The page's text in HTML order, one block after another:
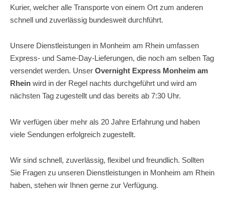
Kurier, welcher alle Transporte von einem Ort zum anderen
schnell und zuverlässig bundesweit durchführt.
Unsere Dienstleistungen in Monheim am Rhein umfassen
Express- und Same-Day-Lieferungen, die noch am selben Tag
versendet werden. Unser Overnight Express Monheim am
Rhein wird in der Regel nachts durchgeführt und wird am
nächsten Tag zugestellt und das bereits ab 7:30 Uhr.
Wir verfügen über mehr als 20 Jahre Erfahrung und haben
viele Sendungen erfolgreich zugestellt.
Wir sind schnell, zuverlässig, flexibel und freundlich. Sollten
Sie Fragen zu unseren Dienstleistungen in Monheim am Rhein
haben, stehen wir Ihnen gerne zur Verfügung.